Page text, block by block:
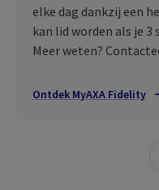
elke dag dankzij een
kan lid worden als je 3
Meer weten?
Ontdek MyAXA Fidelity